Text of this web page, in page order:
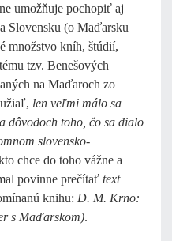
umožňuje pochopiť aj
Slovensku (o Maďarsku
množstvo kníh, štúdií,
tzv. Benešových
na Maďaroch zo
len veľmi málo sa
dôvodoch toho, čo sa dialo
slovensko-
chce do toho vážne a
povinne prečítať text
knihu: D. M. Krno:
s Maďarskom).